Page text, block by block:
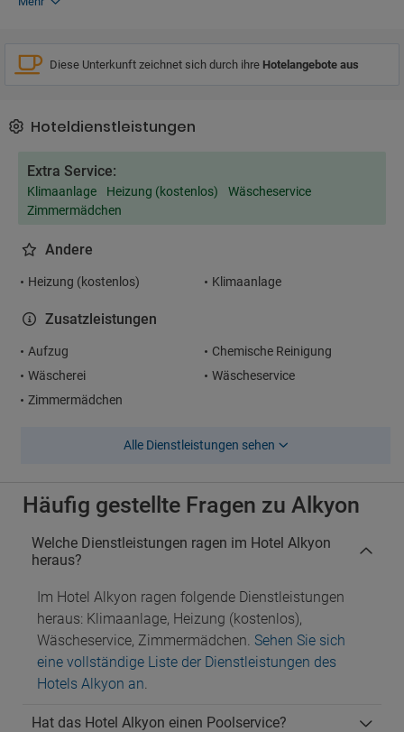
Diese Unterkunft zeichnet sich durch ihre Hotelangebote aus
Hoteldienstleistungen
Extra Service:
Klimaanlage Heizung (kostenlos)
Wäscheservice
Zimmermädchen
Andere
Heizung (kostenlos) Klimaanlage
Zusatzleistungen
Aufzug
Chemische Reinigung
Wäscherei
Wäscheservice
Zimmermädchen
Alle Dienstleistungen sehen
Häufig gestellte Fragen zu Alkyon
Welche Dienstleistungen ragen im Hotel Alkyon
heraus?
Im Hotel Alkyon ragen folgende Dienstleistungen
heraus: Klimaanlage, Heizung (kostenlos),
Wäscheservice, Zimmermädchen. Sehen Sie sich
eine vollständige Liste der Dienstleistungen des
Hotels Alkyon an.
Hat das Hotel Alkyon einen Poolservice?